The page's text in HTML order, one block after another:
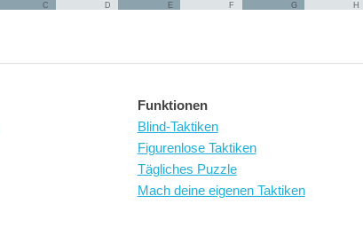
C D E F G H
Funktionen
Blind-Taktiken
Figurenlose Taktiken
Tägliches Puzzle
Mach deine eigenen Taktiken